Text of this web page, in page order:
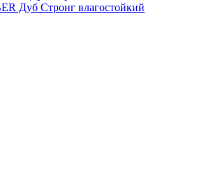
Дуб Стронг влагостойкий